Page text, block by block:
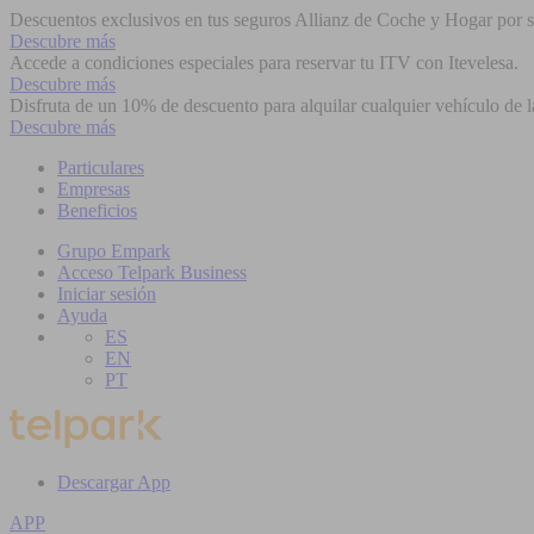
Descuentos exclusivos en tus seguros Allianz de Coche y Hogar por
Descubre más
Accede a condiciones especiales para reservar tu ITV con Itevelesa.
Descubre más
Disfruta de un 10% de descuento para alquilar cualquier vehículo de
Descubre más
Particulares
Empresas
Beneficios
Grupo Empark
Acceso Telpark Business
Iniciar sesión
Ayuda
ES
EN
PT
Descargar App
APP